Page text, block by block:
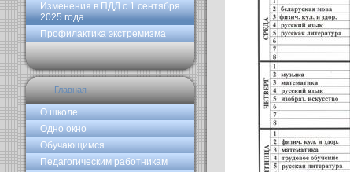
Изменения в ПДД с 1 сентября
2025 года
Профилактика экстремизма
Главная
О школе
Одно окно
Обучающимся
Педагогическим работникам